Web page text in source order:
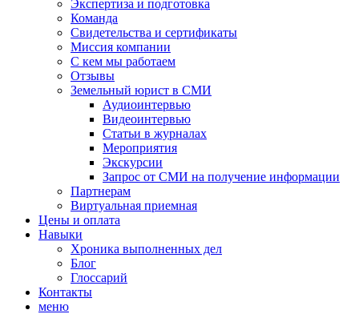
Экспертиза и подготовка
Команда
Свидетельства и сертификаты
Миссия компании
С кем мы работаем
Отзывы
Земельный юрист в СМИ
Аудиоинтервью
Видеоинтервью
Статьи в журналах
Мероприятия
Экскурсии
Запрос от СМИ на получение информации
Партнерам
Виртуальная приемная
Цены и оплата
Навыки
Хроника выполненных дел
Блог
Глоссарий
Контакты
меню